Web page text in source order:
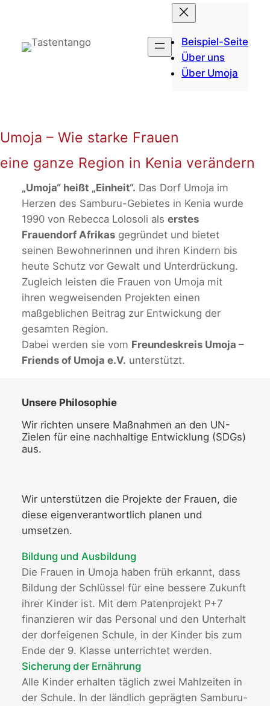
springen
Beispiel-Seite
Über uns
Über Umoja
Umoja – Wie starke Frauen
eine ganze Region in Kenia verändern
„Umoja“ heißt „Einheit“. Das Dorf Umoja im
Herzen des Samburu-Gebietes in Kenia wurde
1990 von Rebecca Lolosoli als erstes
Frauendorf Afrikasgegründet und bietet
seinen Bewohnerinnen und ihren Kindern bis
heute Schutz vor Gewalt und Unterdrückung.
Zugleich leisten die Frauen von Umoja mit
ihren wegweisenden Projekten einen
maßgeblichen Beitrag zur Entwickung der
gesamten Region.
Dabei werden sie vom Freundeskreis Umoja –
Friends of Umoja e.V. unterstützt.
Unsere Philosophie
Wir richten unsere Maßnahmen an den UN-
Zielen für eine nachhaltige Entwicklung (SDGs)
aus.
Wir unterstützen die Projekte der Frauen, die
diese eigenverantwortlich planen und
umsetzen.
Bildung und Ausbildung
Die Frauen in Umoja haben früh erkannt, dass
Bildung der Schlüssel für eine bessere Zukunft
ihrer Kinder ist. Mit dem Patenprojekt P+7
finanzieren wir das Personal und den Unterhalt
der dorfeigenen Schule, in der Kinder bis zum
Ende der 9. Klasse unterrichtet werden.
Sicherung der Ernährung
Alle Kinder erhalten täglich zwei Mahlzeiten in
der Schule. In der ländlich geprägten Samburu-